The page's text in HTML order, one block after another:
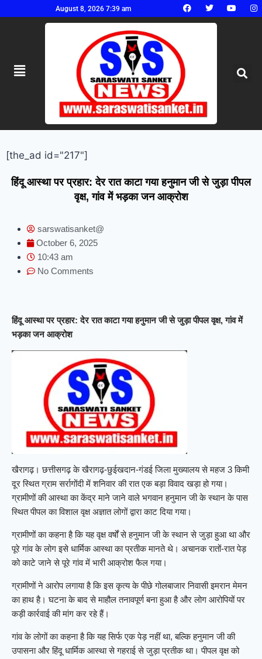
August 8, 2026 7:39 am
[the_ad id="217"]
हिंदू आस्था पर प्रहार: देर रात काटा गया हनुमान जी से जुड़ा पीपल
वृक्ष, गांव में भड़का जन आक्रोश
sarswatisanket@
October 6, 2025
10:43 am
No Comments
हिंदू आस्था पर प्रहार: देर रात काटा गया हनुमान जी से जुड़ा पीपल वृक्ष, गांव में
भड़का जन आक्रोश
खैरागढ़। छत्तीसगढ़ के खैरागढ़-छुईखदान-गंडई जिला मुख्यालय से महज 3 किमी
दूर स्थित ग्राम सर्रागोंदी में शनिवार की रात एक बड़ा विवाद खड़ा हो गया।
ग्रामीणों की आस्था का केंद्र माने जाने वाले भगवान हनुमान जी के स्थान के पास
स्थित पीपल का विशाल वृक्ष अज्ञात लोगों द्वारा काट दिया गया।
ग्रामीणों का कहना है कि यह वृक्ष वर्षों से हनुमान जी के स्थान से जुड़ा हुआ था और
पूरे गांव के लोग इसे धार्मिक आस्था का प्रतीक मानते थे। अचानक रातों-रात पेड़
को काटे जाने से पूरे गांव में भारी आक्रोश फैल गया।
ग्रामीणों ने आरोप लगाया है कि इस कृत्य के पीछे गोलबाजार निवासी इमरान मेमन
का हाथ है। घटना के बाद से माहौल तनावपूर्ण बना हुआ है और लोग आरोपियों पर
कड़ी कार्रवाई की मांग कर रहे हैं।
गांव के लोगों का कहना है कि यह सिर्फ एक पेड़ नहीं था, बल्कि हनुमान जी की
उपासना और हिंदू धार्मिक आस्था से गहराई से जुड़ा प्रतीक था। पीपल वृक्ष को